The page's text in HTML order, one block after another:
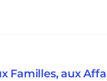
Familles, aux